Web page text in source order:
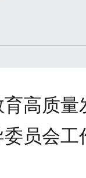
高质量
员会工